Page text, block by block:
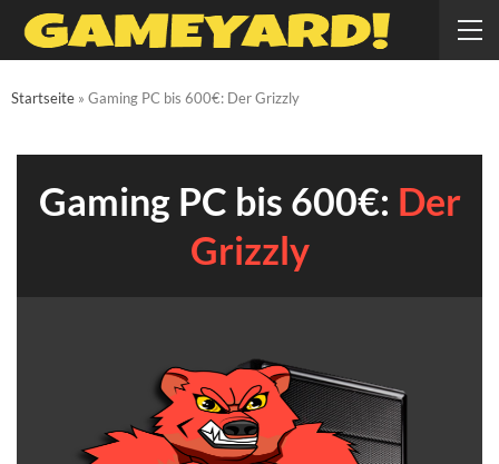
Startseite » Gaming PC bis 600€: Der Grizzly
Gaming PC bis 600€: Der
Grizzly